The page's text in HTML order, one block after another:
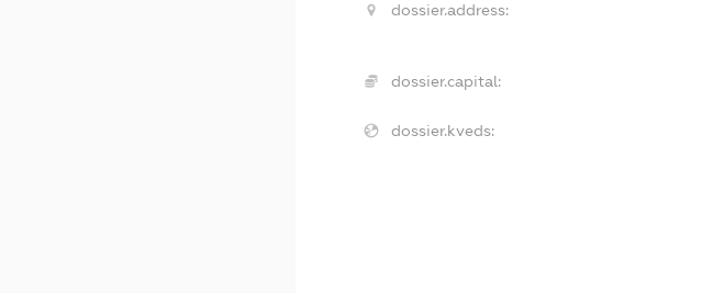
dossier.address:
dossier.capital:
dossier.kveds: